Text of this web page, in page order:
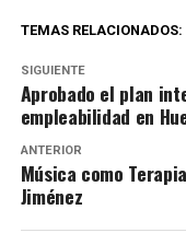
TEMAS RELACIONADOS:
SIGUIENTE
Aprobado el plan
empleabilidad en
ANTERIOR
Música como
Jiménez